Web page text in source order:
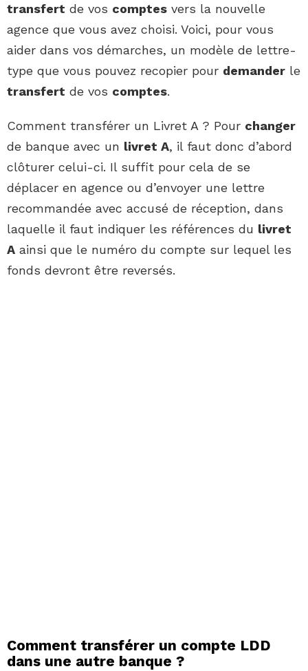
transfert de vos comptes vers la nouvelle
agence que vous avez choisi. Voici, pour vous
aider dans vos démarches, un modèle de lettre-
type que vous pouvez recopier pour demander le
transfert de vos comptes.
Comment transférer un Livret A ? Pour changer
de banque avec un livret A, il faut donc d’abord
clôturer celui-ci. Il suffit pour cela de se
déplacer en agence ou d’envoyer une lettre
recommandée avec accusé de réception, dans
laquelle il faut indiquer les références du livret
A ainsi que le numéro du compte sur lequel les
fonds devront être reversés.
Comment transférer un compte LDD
dans une autre banque ?